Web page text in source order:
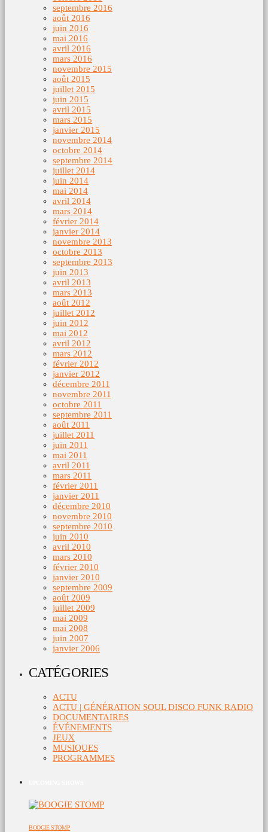
septembre 2016
août 2016
juin 2016
mai 2016
avril 2016
mars 2016
novembre 2015
août 2015
juillet 2015
juin 2015
avril 2015
mars 2015
janvier 2015
novembre 2014
octobre 2014
septembre 2014
juillet 2014
juin 2014
mai 2014
avril 2014
mars 2014
février 2014
janvier 2014
novembre 2013
octobre 2013
septembre 2013
juin 2013
avril 2013
mars 2013
août 2012
juillet 2012
juin 2012
mai 2012
avril 2012
mars 2012
février 2012
janvier 2012
décembre 2011
novembre 2011
octobre 2011
septembre 2011
août 2011
juillet 2011
juin 2011
mai 2011
avril 2011
mars 2011
février 2011
janvier 2011
décembre 2010
novembre 2010
septembre 2010
juin 2010
avril 2010
mars 2010
février 2010
janvier 2010
septembre 2009
août 2009
juillet 2009
mai 2009
mai 2008
juin 2007
janvier 2006
CATÉGORIES
ACTU
ACTU | GÉNÉRATION SOUL DISCO FUNK RADIO
DOCUMENTAIRES
ÉVÉNEMENTS
JEUX
MUSIQUES
PROGRAMMES
BOOGIE STOMP